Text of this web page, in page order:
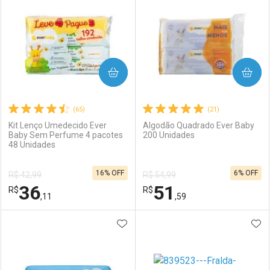
(65)
Kit Lenço Umedecido Ever
Baby Sem Perfume 4 pacotes
48 Unidades
R$ 42,99
R$36,11
16% OFF
COMPRAR
(21)
Algodão Quadrado Ever Baby
200 Unidades
R$ 54,99
R$51 ,59
6% OFF
COMPRAR
Laboratório
Por Menos
ADICIONAR AOS FAVORITOS